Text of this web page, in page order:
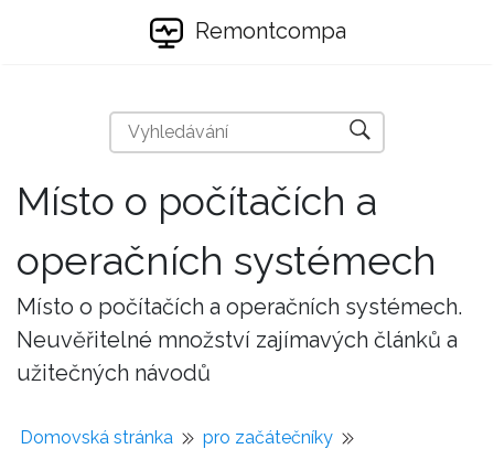
Remontcompa
Místo o počítačích a
operačních systémech
Místo o počítačích a operačních systémech.
Neuvěřitelné množství zajímavých článků a
užitečných návodů
Domovská stránka
pro začátečníky